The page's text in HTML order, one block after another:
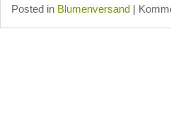
Posted in Blumenversand |